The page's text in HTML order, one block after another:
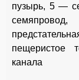
пузырь, 5 —
пещеристое
канала